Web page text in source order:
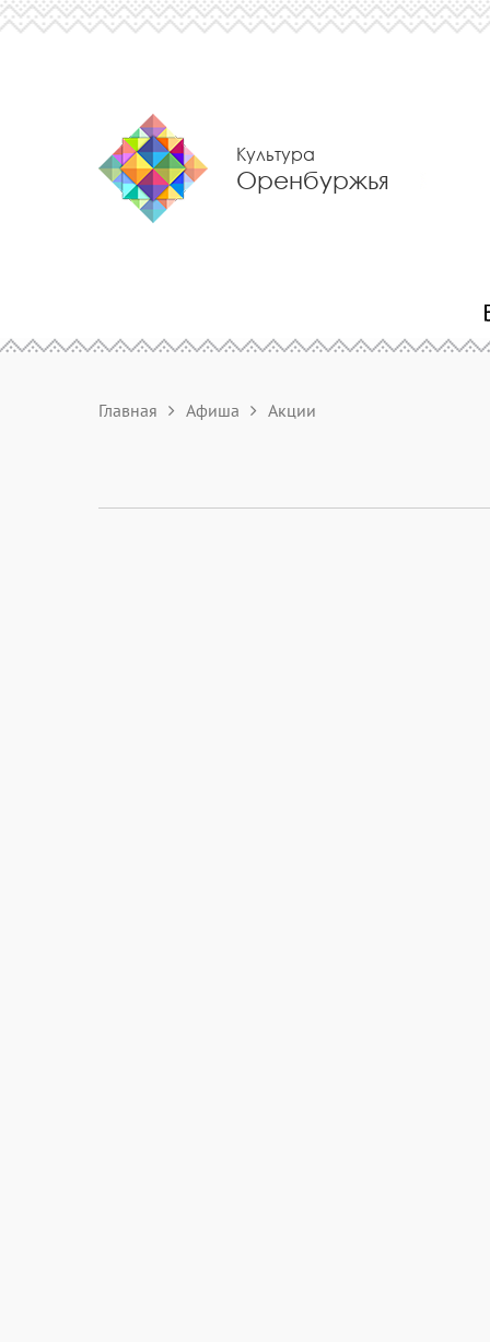
Культура
Оренбуржья
Главная Афиша Акции